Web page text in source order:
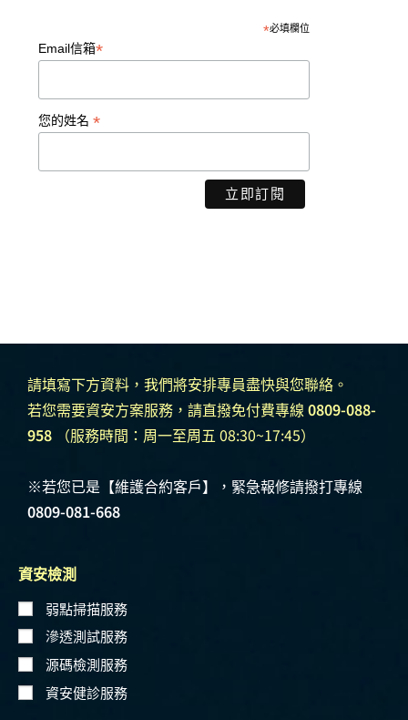
*必填欄位
Email信箱*
您的姓名*
請填寫下方資料，我們將安排專員盡快與您聯絡。
若您需要資安方案服務，請直撥免付費專線 0809-088-
958 （服務時間：周一至周五 08:30~17:45）
※若您已是【維護合約客戶】，緊急報修請撥打專線
0809-081-668
資安檢測
弱點掃描服務
滲透測試服務
源碼檢測服務
資安健診服務